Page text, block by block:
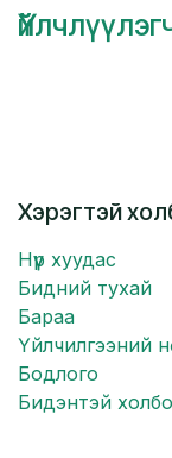
Хэрэгтэй
Нүүр хуудас
Бидний тухай
Бараа
Үйлчилгээний
Бодлого
Бидэнтэй